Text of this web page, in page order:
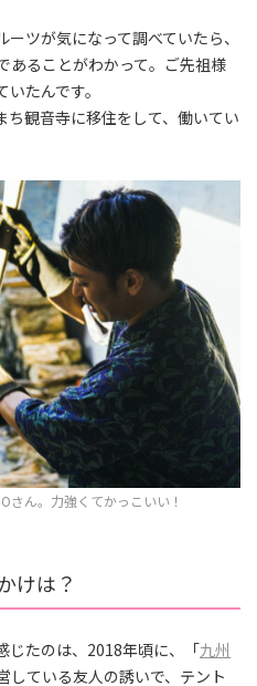
ツが気になって調べていたら、
あることがわかって。ご先祖様
たんです。
観音寺に移住をして、働いてい
さん。力強くてかっこいい！
けは？
じたのは、2018年頃に、「九州
している友人の誘いで、 テント